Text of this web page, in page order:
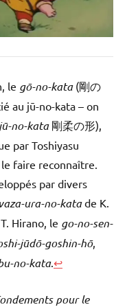
le gō-no-kata(剛の
au jū-no-kata – on
no-kata剛柔の形),
par Toshiyasu
faire reconnaître.
par divers
ura-no-katade K.
Hirano, le go-no-sen-
jūdō-goshin-hō,
no-kata. ↩
pour le